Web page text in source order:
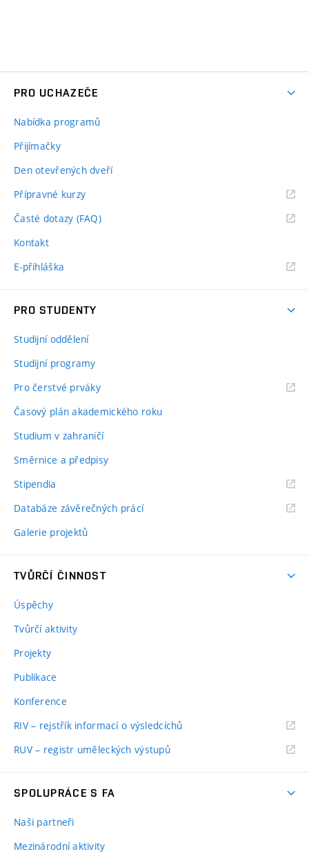
PRO UCHAZEČE
Nabídka programů
Přijímačky
Den otevřených dveří
Přípravné kurzy
Časté dotazy (FAQ)
Kontakt
E-přihláška
PRO STUDENTY
Studijní oddělení
Studijní programy
Pro čerstvé prváky
Časový plán akademického roku
Studium v zahraničí
Směrnice a předpisy
Stipendia
Databáze závěrečných prácí
Galerie projektů
TVŮRČÍ ČINNOST
Úspěchy
Tvůrčí aktivity
Projekty
Publikace
Konference
RIV – rejstřík informací o výsledcíchů
RUV – registr uměleckých výstupů
SPOLUPRÁCE S FA
Naši partneři
Mezinárodní aktivity